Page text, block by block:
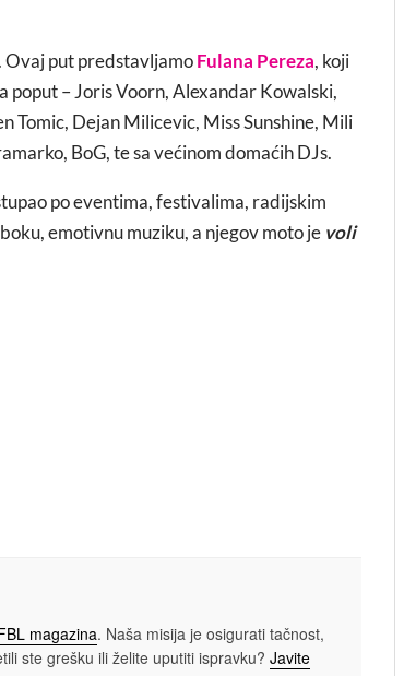
Ovaj put predstavljamoFulana Pereza, koji
poput – Joris Voorn, Alexandar Kowalski,
Tomic, Dejan Milicevic, Miss Sunshine, Mili
BoG, te sa većinom domaćih DJs.
po eventima, festivalima, radijskim
emotivnu muziku, a njegov moto je voli
magazina. Naša misija je osigurati tačnost,
ste grešku ili želite uputiti ispravku? Javite